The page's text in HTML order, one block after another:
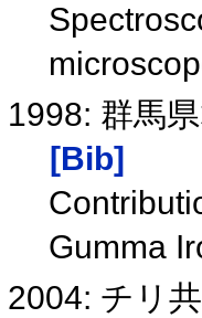
1998: 群馬
[Bib]
Gumma
2004: チリ